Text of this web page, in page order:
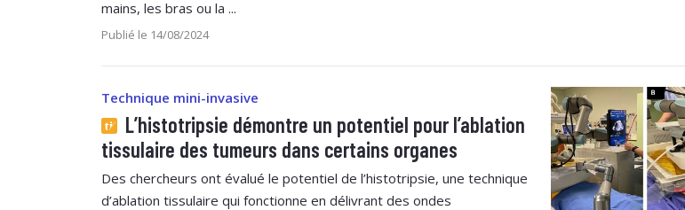
mains, les bras ou la ...
Publié le 14/08/2024
Technique mini-invasive
L’histotripsie démontre un potentiel pour l’ablation
tissulaire des tumeurs dans certains organes
Des chercheurs ont évalué le potentiel de l’histotripsie, une technique
d’ablation tissulaire qui fonctionne en délivrant des ondes